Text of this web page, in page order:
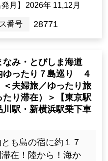
発月】 2026年 11,12月
番号 28771
なみ・とびしま海道
ゆったり７島巡り ４
＜夫婦旅／ゆったり旅
たり滞在）＞【東京駅
川駅・新横浜駅乗下車
とも島の宿に約１７
在！陸から！海か